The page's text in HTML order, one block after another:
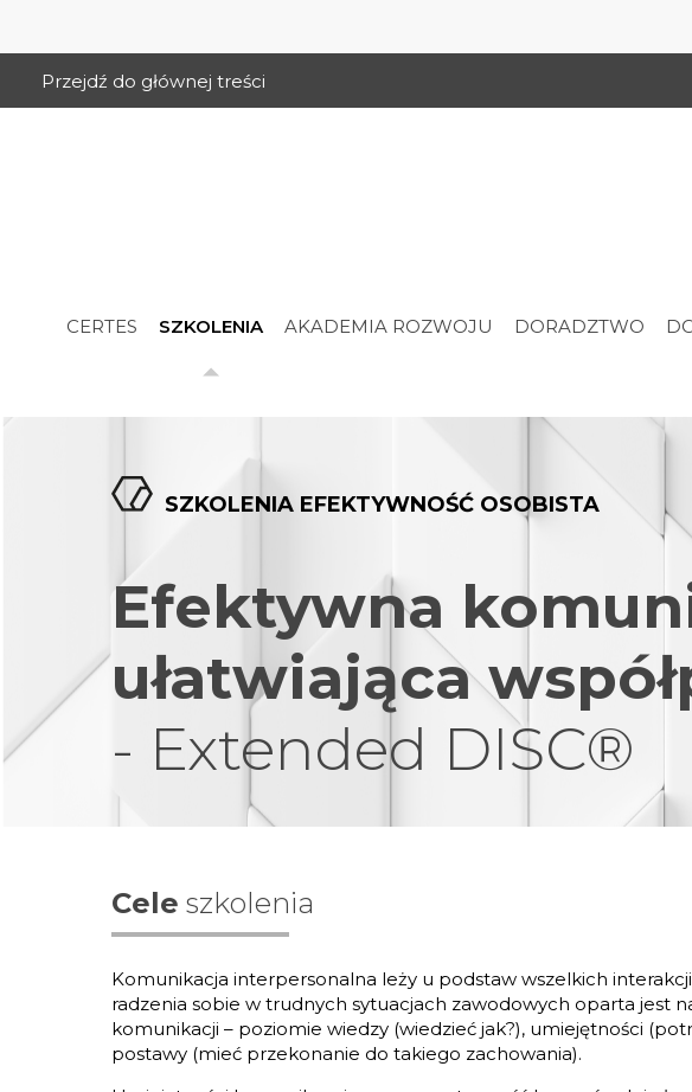
Przejdź do głównej treści
CERTES SZKOLENIA AKADEMIA ROZWOJU DORADZTWO
SZKOLENIA EFEKTYWNOŚĆ OSOBISTA
Efektywna
ułatwiająca
- Extended DISC®
Cele szkolenia
Komunikacja interpersonalna leży u podstaw wszelkich
radzenia sobie w trudnych sytuacjach zawodowych oparta jest
komunikacji – poziomie wiedzy (wiedzieć jak?), umiejętności
postawy (mieć przekonanie do takiego zachowania).